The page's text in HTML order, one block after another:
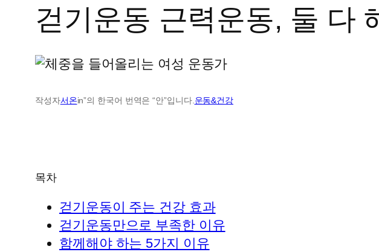
걷기운동 근력운동, 둘 다
작성자서온in”의 한국어 번역은 “안”입니다.운동&건강
목차
걷기운동이 주는 건강 효과
걷기운동만으로 부족한 이유
함께해야 하는 5가지 이유